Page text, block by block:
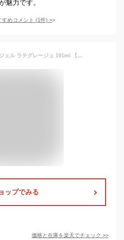
魅力です。
めコメント (1件) >
リーゼ ティントカラージェル ラテグレージュ 191ml 【リーゼ】 カラーリング
ップでみる
価格と在庫を楽天でチェック >>